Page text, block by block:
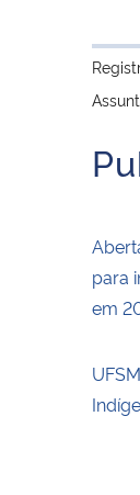
para
em